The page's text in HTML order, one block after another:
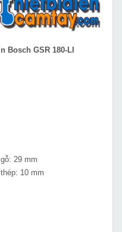
Bosch GSR 180-LI
29 mm
10 mm